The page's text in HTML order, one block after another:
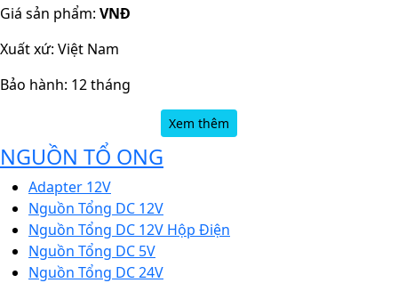
Giá sản phẩm: VNĐ
Xuất xứ: Việt Nam
Bảo hành: 12 tháng
Xem thêm
NGUỒN TỔ ONG
Adapter 12V
Nguồn Tổng DC 12V
Nguồn Tổng DC 12V Hộp Điện
Nguồn Tổng DC 5V
Nguồn Tổng DC 24V